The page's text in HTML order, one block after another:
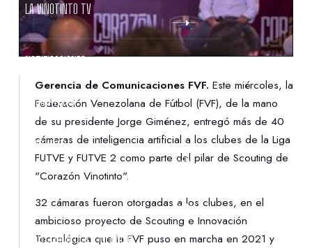
LA VINOTINTO TV
NOTIFICACIONES
NORMATIVAS
CONTACTO
PROTECCIÓN DE LA INFANCIA
Gerencia de Comunicaciones FVF. Este miércoles, la
Federación Venezolana de Fútbol (FVF), de la mano
de su presidente Jorge Giménez, entregó más de 40
cámaras de inteligencia artificial a los clubes de la Liga
FUTVE y FUTVE 2 como parte del pilar de Scouting de
"Corazón Vinotinto".
32 cámaras fueron otorgadas a los clubes, en el
ambicioso proyecto de Scouting e Innovación
Tecnológica que la FVF puso en marcha en 2021 y